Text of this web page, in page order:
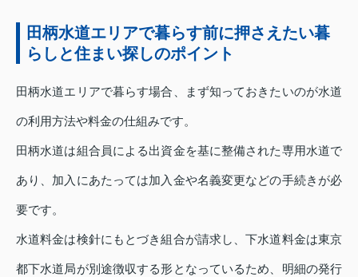
田柄水道エリアで暮らす前に押さえたい暮
らしと住まい探しのポイント
田柄水道エリアで暮らす場合、まず知っておきたいのが水道
の利用方法や料金の仕組みです。
田柄水道は組合員による出資金を基に整備された専用水道で
あり、加入にあたっては加入金や名義変更などの手続きが必
要です。
水道料金は検針にもとづき組合が請求し、下水道料金は東京
都下水道局が別途徴収する形となっているため、明細の発行